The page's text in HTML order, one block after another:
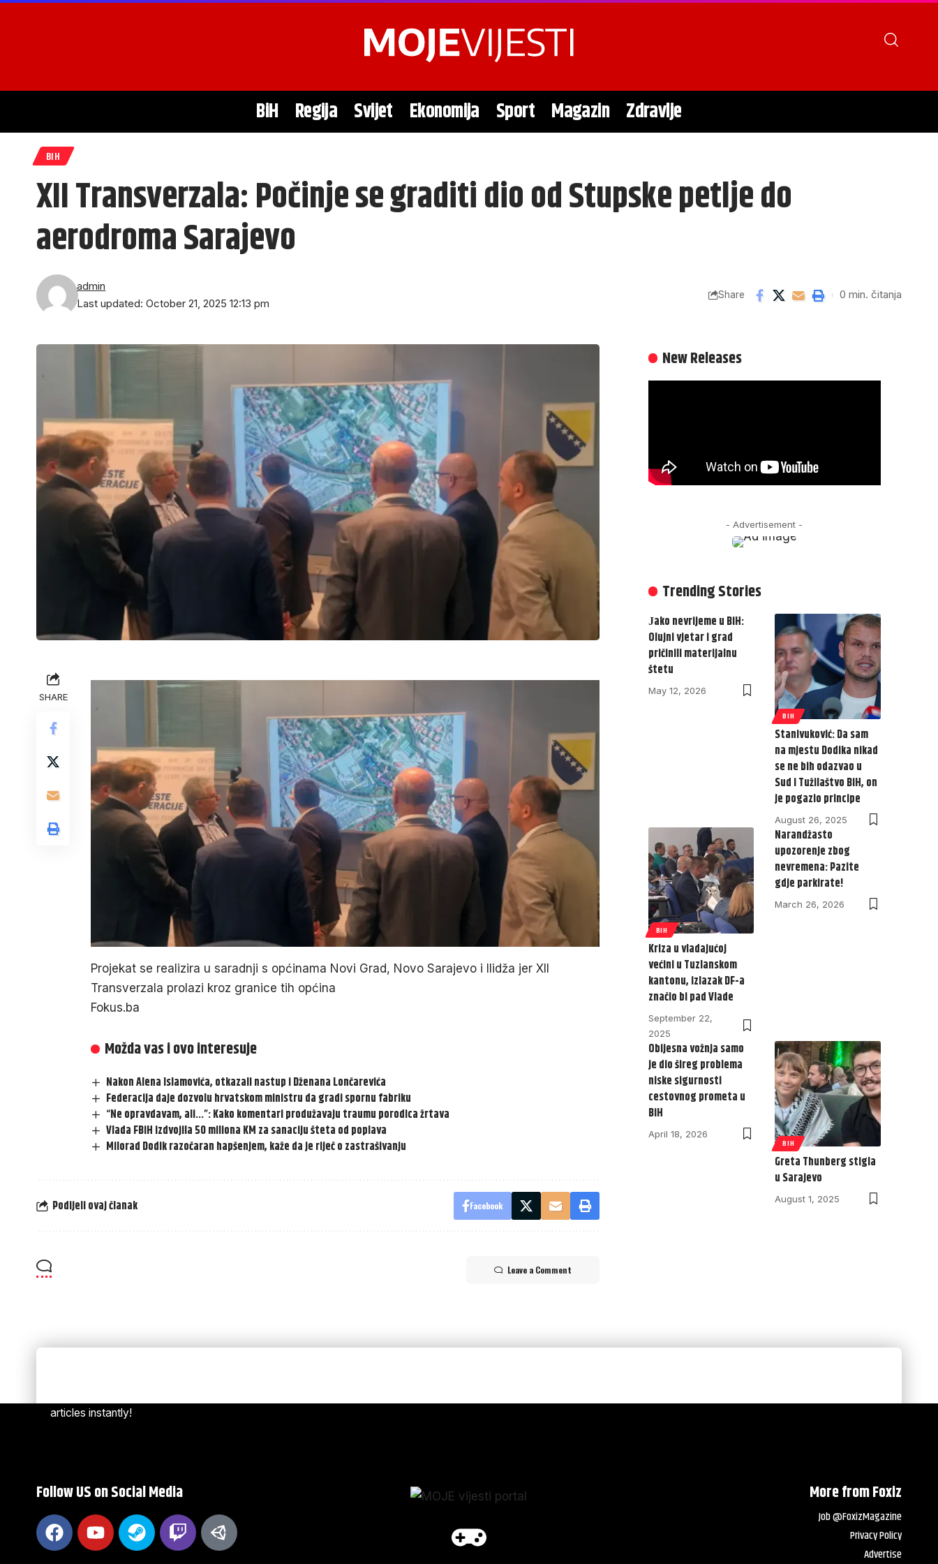
BiH Regija Svijet Ekonomija Sport Magazin Zdravlje
BIH
XII Transverzala: Počinje se graditi dio od Stupske petlje do
aerodroma Sarajevo
Last updated: October 21, 2025 12:13 pm
admin
Share 0 min. čitanja
SHARE
Projekat se realizira u saradnji s općinama Novi Grad, Novo Sarajevo i Ilidža jer XII
Transverzala prolazi kroz granice tih općina
Fokus.ba
Možda vas i ovo interesuje
Nakon Alena Islamovića, otkazali nastup i Dženana Lončarevića
Federacija daje dozvolu hrvatskom ministru da gradi spornu fabriku
“Ne opravdavam, ali…”: Kako komentari produžavaju traumu porodica žrtava
Vlada FBiH izdvojila 50 miliona KM za sanaciju šteta od poplava
Milorad Dodik razočaran hapšenjem, kaže da je riječ o zastrašivanju
Podijeli ovaj članak Facebook
Leave a Comment
New Releases
- Advertisement -
Trending Stories
Јako nevrijeme u BiH:
Olujni vjetar i grad
pričinili materijalnu
štetu
May 12, 2026
BIH
Stanivuković: Da sam
na mjestu Dodika nikad
se ne bih odazvao u
Sud i Tužilaštvo BiH, on
je pogazio principe
August 26, 2025
BIH
Kriza u vladajućoj
većini u Tuzlanskom
kantonu, izlazak DF-a
značio bi pad Vlade
September 22,
2025
Narandžasto
upozorenje zbog
nevremena: Pazite
gdje parkirate!
March 26, 2026
Obijesna vožnja samo
je dio šireg problema
niske sigurnosti
cestovnog prometa u
BiH
April 18, 2026
BIH
Greta Thunberg stigla
u Sarajevo
August 1, 2025
articles instantly!
Follow US on Social Media More from Foxiz
Job @FoxizMagazine
Privacy Policy
Advertise